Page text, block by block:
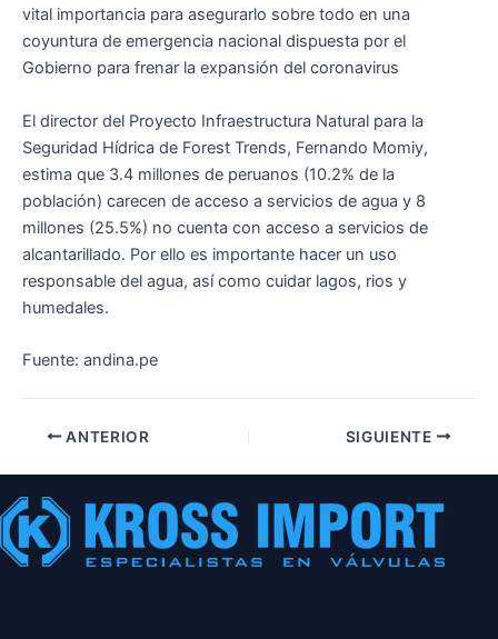
vital importancia para asegurarlo sobre todo en una
coyuntura de emergencia nacional dispuesta por el
Gobierno para frenar la expansión del coronavirus
El director del Proyecto Infraestructura Natural para la
Seguridad Hídrica de Forest Trends, Fernando Momiy,
estima que 3.4 millones de peruanos (10.2% de la
población) carecen de acceso a servicios de agua y 8
millones (25.5%) no cuenta con acceso a servicios de
alcantarillado. Por ello es importante hacer un uso
responsable del agua, así como cuidar lagos, rios y
humedales.
Fuente: andina.pe
ANTERIOR SIGUIENTE